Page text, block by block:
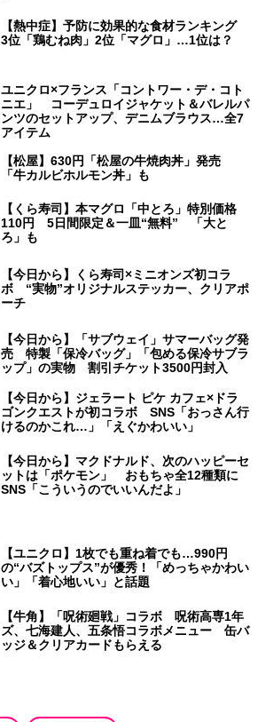
【熱中症】予防に効果的な食材ランキング
3位「鶏むね肉」2位「マグロ」…1位は？
ユニクロ×フランス「コントワー・デ・コト
ニエ」 コーデュロイジャケット＆バレルパ
ンツのセットアップ、デニムブラウス…全7
アイテム
【松屋】630円「松屋の牛焼肉丼」発売
「牛カルビホルモン丼」も
【くら寿司】本マグロ「中とろ」特別価格
110円 5日間限定＆一皿“無料” 「大と
ろ」も
【今日から】くら寿司×ミニオンズ初コラ
ボ “実物”オリジナルステッカー、クリアポ
ーチ
【今日から】「サブウェイ」サマーバッグ発
売 特製「保冷バッグ」「包める保冷サブラ
ップ」の実物 割引チケット3500円封入
【今日から】ジェラート ピケ カフェ×ドラ
ゴンクエストが初コラボ SNS「おっさん行
けるのかこれ…」「えぐかわいい」
【今日から】マクドナルド、次のハッピーセ
ットは「ポケモン」 おもちゃ全12種類に
SNS「こういうのでいいんだよ」
【ユニクロ】1枚でも重ね着でも…990円
の“バズトップス”が優秀！「めっちゃかわい
い」「着心地いい」と話題
【牛角】「呪術廻戦」コラボ 呪術高専1年
ズ、七海建人、五条悟コラボメニュー 缶バ
ッジ＆クリアカードもらえる